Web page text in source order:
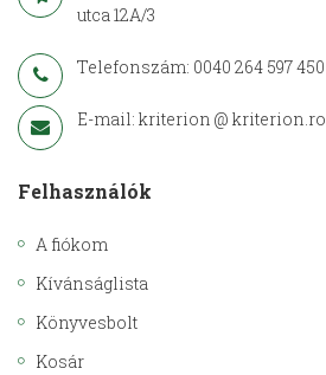
utca 12A/3
Telefonszám: 0040 264 597 450
E-mail: kriterion @ kriterion.ro
Felhasználók
A fiókom
Kívánságlista
Könyvesbolt
Kosár